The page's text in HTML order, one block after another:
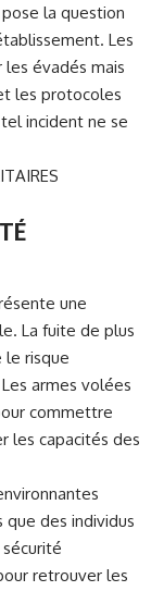
la question
Les
évadés mais
les protocoles
incident ne se
une
La fuite de plus
le risque
armes volées
commettre
les capacités des
que des individus
retrouver les